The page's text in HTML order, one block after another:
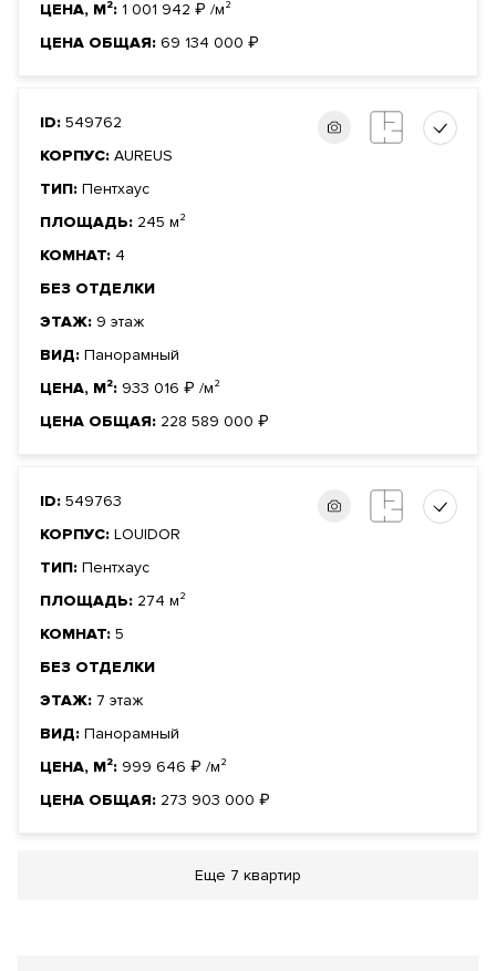
ЦЕНА, М²: 1 001 942 ₽ /м²
ЦЕНА ОБЩАЯ: 69 134 000 ₽
ID: 549762
КОРПУС: AUREUS
ТИП: Пентхаус
ПЛОЩАДЬ: 245 м²
КОМНАТ: 4
БЕЗ ОТДЕЛКИ
ЭТАЖ: 9 этаж
ВИД: Панорамный
ЦЕНА, М²: 933 016 ₽ /м²
ЦЕНА ОБЩАЯ: 228 589 000 ₽
ID: 549763
КОРПУС: LOUIDOR
ТИП: Пентхаус
ПЛОЩАДЬ: 274 м²
КОМНАТ: 5
БЕЗ ОТДЕЛКИ
ЭТАЖ: 7 этаж
ВИД: Панорамный
ЦЕНА, М²: 999 646 ₽ /м²
ЦЕНА ОБЩАЯ: 273 903 000 ₽
Еще 7 квартир